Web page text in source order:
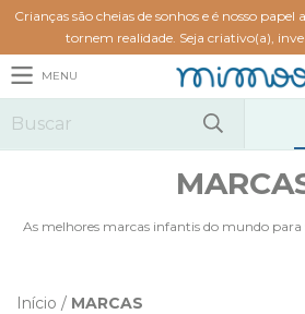
Crianças são cheias de sonhos e é nosso papel
tornem realidade. Seja criativo(a),
MENU
As melhores marcas infantis do mundo para
Início / MARCAS